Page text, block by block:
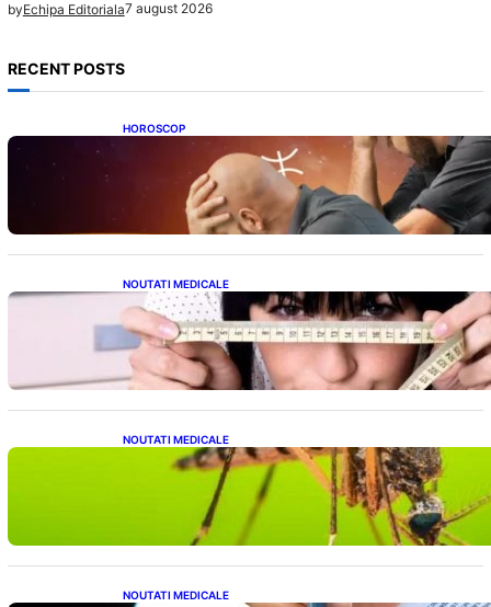
byEchipa Editoriala7 august 2026
RECENT POSTS
HOROSCOP
Mituri și Realități: Ce Spun Astrologii Despre
Sufletele Bătrâne și Lunile de Naștere
NOUTATI MEDICALE
Inovație Revoluționară în Tratamentul
Obezității: Gastroplastie Endoscopică fără
Bisturiu
NOUTATI MEDICALE
Virusul West Nile: O Amenințare Tot Mai
Aproape pentru România și Europa
NOUTATI MEDICALE